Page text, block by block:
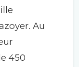
Au
450